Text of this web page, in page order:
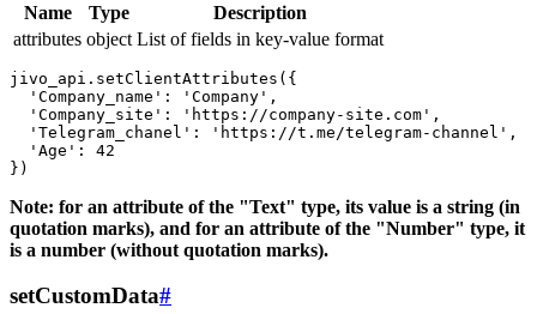
Name Type
Description
attributes object List of fields in key-value format
jivo_api.setClientAttributes({
  'Company_name': 'Company',
  'Company_site': 'https://company-site.com',
  'Telegram_chanel': 'https://t.me/telegram-channel',
  'Age': 42
Note: for an attribute of the "Text" type, its value is a string (in
quotation marks), and for an attribute of the "Number" type, it
is a number (without quotation marks).
setCustomData#